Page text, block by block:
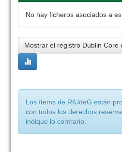
No hay ficheros asociados a
Mostrar el registro Dublin Core
Los ítems de RIUdeG están
con todos los derechos
indique lo contrario.